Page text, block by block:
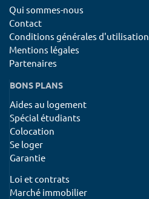
Qui sommes-nous
Contact
Conditions générales d'utilisation
Mentions légales
Partenaires
BONS PLANS
Aides au logement
Spécial étudiants
Colocation
Se loger
Garantie
Loi et contrats
Marché immobilier